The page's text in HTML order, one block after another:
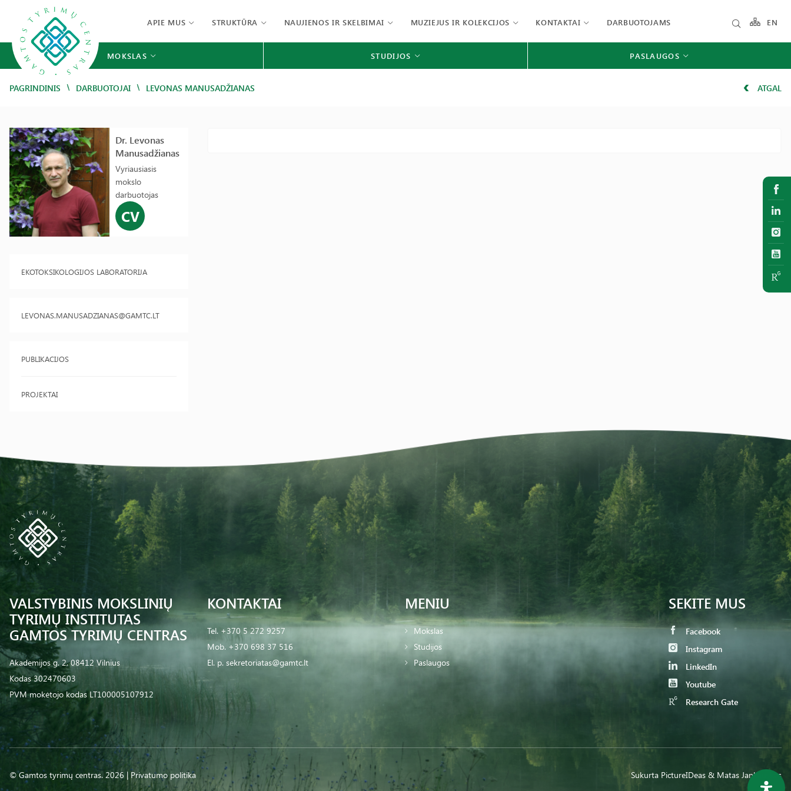
APIE MUS STRUKTŪRA NAUJIENOS IR SKELBIMAI MUZIEJUS IR KOLEKCIJOS KONTAKTAI DARBUOTOJAMS EN
MOKSLAS STUDIJOS PASLAUGOS
PAGRINDINIS / DARBUOTOJAI / LEVONAS MANUSADŽIANAS ATGAL
Dr. Levonas
Manusadžianas
Vyriausiasis
mokslo
darbuotojas
CV
EKOTOKSIKOLOGIJOS LABORATORIJA
LEVONAS.MANUSADZIANAS@GAMTC.LT
PUBLIKACIJOS
PROJEKTAI
VALSTYBINIS MOKSLINIŲ
TYRIMŲ INSTITUTAS
GAMTOS TYRIMŲ CENTRAS
Akademijos g. 2, 08412 Vilnius
Kodas 302470603
PVM mokėtojo kodas LT100005107912
KONTAKTAI
Tel. +370 5 272 9257
Mob. +370 698 37 516
El. p. sekretoriatas@gamtc.lt
MENIU
Mokslas
Studijos
Paslaugos
SEKITE MUS
Facebook
Instagram
LinkedIn
Youtube
Research Gate
© Gamtos tyrimų centras. 2026 | Privatumo politika Sukurta PictureIDeas & Matas Jankauskas